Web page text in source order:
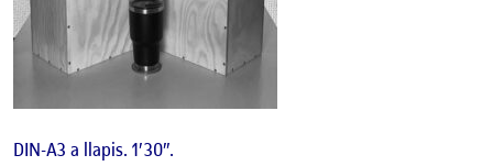
DIN-A3 a llapis. 1′ 30″.